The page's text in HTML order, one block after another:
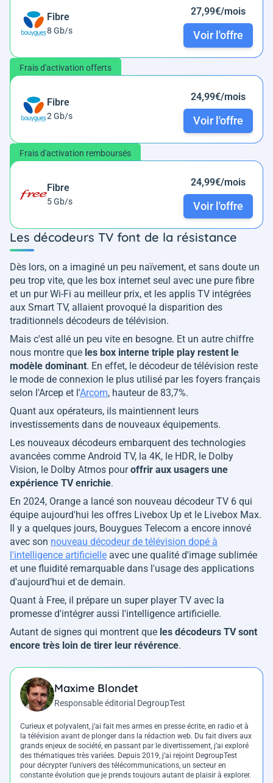
Fibre
8 Gb/s
27,99€/mois
Voir l'offre
Frais d'activation offerts
Fibre
2 Gb/s
24,99€/mois
Voir l'offre
Frais d'activation remboursés
Fibre
5 Gb/s
24,99€/mois
Voir l'offre
Les décodeurs TV font de la résistance
Dès lors, on a imaginé un peu naïvement, et sans doute un
peu trop vite, que les box internet seul avec une pure fibre
et un pur Wi-Fi au meilleur prix, et les applis TV intégrées
aux Smart TV, allaient provoqué la disparition des
traditionnels décodeurs de télévision.
Mais c'est allé un peu vite en besogne. Et un autre chiffre
nous montre que les box interne triple play restent le
modèle dominant. En effet, le décodeur de télévision reste
le mode de connexion le plus utilisé par les foyers français
selon l'Arcep et l'Arcom, hauteur de 83,7%.
Quant aux opérateurs, ils maintiennent leurs
investissements dans de nouveaux équipements.
Les nouveaux décodeurs embarquent des technologies
avancées comme Android TV, la 4K, le HDR, le Dolby
Vision, le Dolby Atmos pouroffrir aux usagers une
expérience TV enrichie.
En 2024, Orange a lancé son nouveau décodeur TV 6 qui
équipe aujourd'hui les offres Livebox Up et le Livebox Max.
Il y a quelques jours, Bouygues Telecom a encore innové
avec son nouveau décodeur de télévision dopé à
l'intelligence artificielle avec une qualité d'image sublimée
et une fluidité remarquable dans l'usage des applications
d'aujourd’hui et de demain.
Quant à Free, il prépare un super player TV avec la
promesse d'intégrer aussi l'intelligence artificielle.
Autant de signes qui montrent que les décodeurs TV sont
encore très loin de tirer leur révérence.
Maxime Blondet
Responsable éditorial DegroupTest
Curieux et polyvalent, j’ai fait mes armes en presse écrite, en radio et à
la télévision avant de plonger dans la rédaction web. Du fait divers aux
grands enjeux de société, en passant par le divertissement, j’ai exploré
des thématiques très variées. Depuis 2019, j’ai rejoint DegroupTest
pour décrypter l’univers des télécommunications, un secteur en
constante évolution que je prends toujours autant de plaisir à explorer.